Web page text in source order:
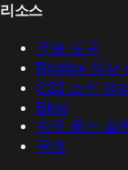
리소스
무료 도구
Roblox 의상
CS2 스킨 생
Blog
자주 묻는 질
문의